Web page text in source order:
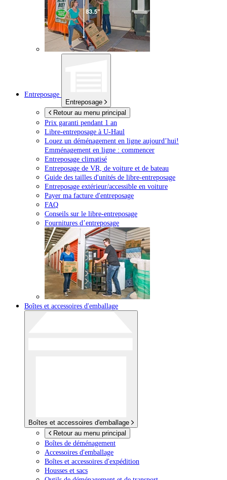
Entreposage
Entreposage
Retour au menu principal
Prix garanti pendant 1 an
Libre-entreposage à U-Haul
Louez un déménagement en ligne aujourd’hui!
Emménagement en ligne : commencer
Entreposage climatisé
Entreposage de VR, de voiture et de bateau
Guide des tailles d'unités de libre-entreposage
Entreposage extérieur/accessible en voiture
Payer ma facture d'entreposage
FAQ
Conseils sur le libre-entreposage
Fournitures d’entreposage
Boîtes et accessoires d'emballage
Boîtes et accessoires d'emballage
Retour au menu principal
Boîtes de déménagement
Accessoires d'emballage
Boîtes et accessoires d'expédition
Housses et sacs